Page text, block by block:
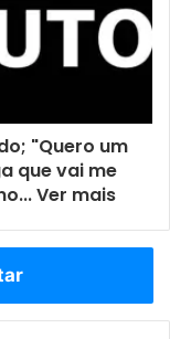
"Quero um
que vai me
Ver mais